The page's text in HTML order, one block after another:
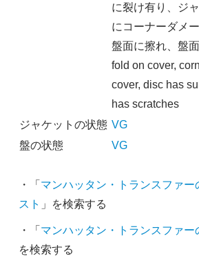
に裂け有り、ジ
にコーナーダメ
盤面に擦れ、盤
fold on cover,
cover, disc has
has scratches
ジャケットの状態 VG
盤の状態
VG
・「 マンハッタン・トランスファー
スト 」を検索する
・「 マンハッタン・トランスファー
を検索する